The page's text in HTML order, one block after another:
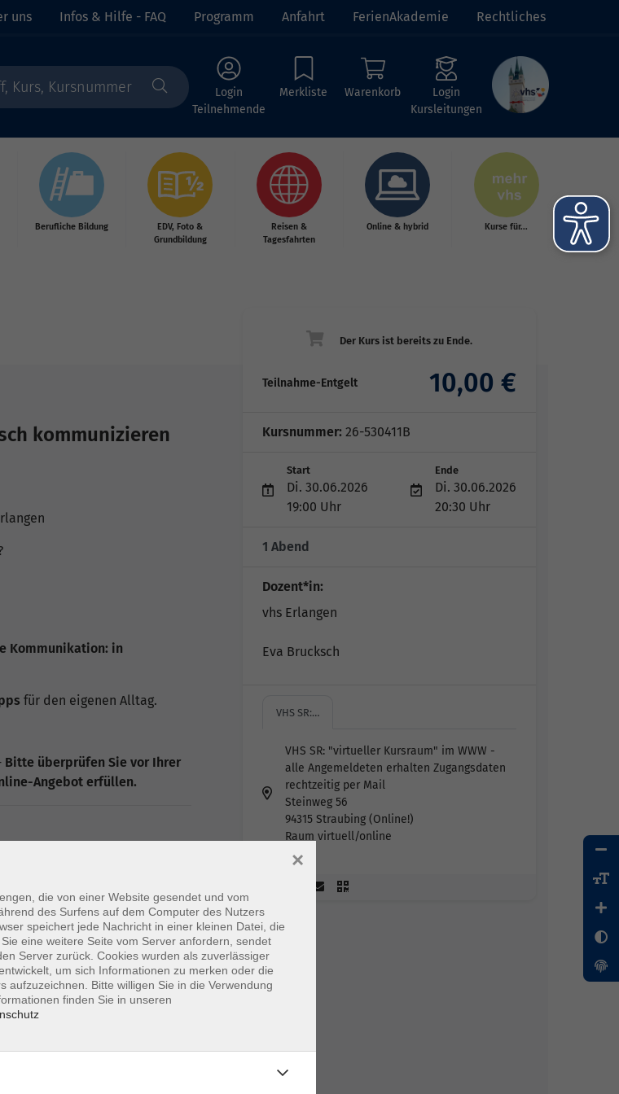
uns Infos & Hilfe - FAQ Programm Anfahrt FerienAkademie Rechtliches
Login
Teilnehmende
Merkliste Warenkorb
Login
Kursleitungen
Berufliche Bildung
EDV, Foto &
Grundbildung
Reisen &
Tagesfahrten
Online & hybrid Kurse für...
kommunizieren
Kommunikation: in
für den eigenen Alltag.
Bitte überprüfen Sie vor Ihrer
Angebot erfüllen.
Plattform "BigBlueButton"
Stand sein: Firefox, Chrome
als im WLAN
jeweils mindestens
um ungestört von
sind nicht erforderlich)
einen kurzen Test zu
erfolgreichen Teilnahme
Teilnahme-Entgelt 10,00 €
Kursnummer: 26-530411B
Start
Di. 30.06.2026
19:00 Uhr
Ende
Di. 30.06.2026
20:30 Uhr
1 Abend
Dozent*in:
vhs Erlangen
Eva Brucksch
VHS SR:…
VHS SR: "virtueller Kursraum" im WWW -
alle Angemeldeten erhalten Zugangsdaten
rechtzeitig per Mail
Steinweg 56
94315 Straubing (Online!)
Raum virtuell/online
die von einer Website gesendet und vom
des Surfens auf dem Computer des Nutzers
speichert jede Nachricht in einer kleinen Datei, die
eine weitere Seite vom Server anfordern, sendet
Server zurück. Cookies wurden als zuverlässiger
um sich Informationen zu merken oder die
aufzuzeichnen. Bitte willigen Sie in die Verwendung
finden Sie in unseren
×